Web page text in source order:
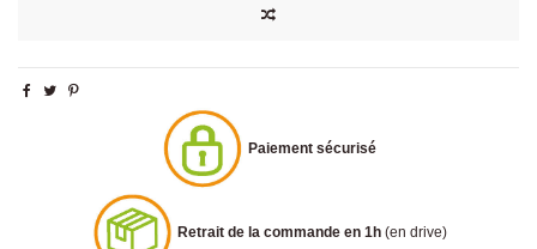
Paiement sécurisé
Retrait de la commande en 1h (en drive)